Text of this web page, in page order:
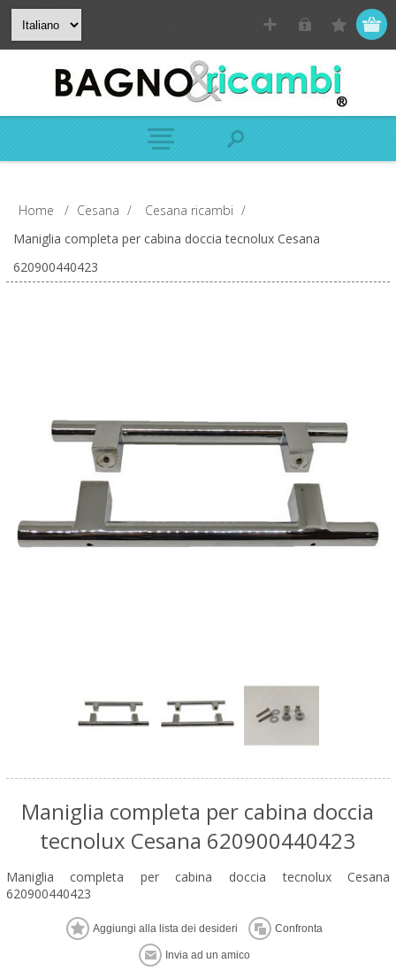
Home / Cesana / Cesana ricambi /
Maniglia completa per cabina doccia tecnolux Cesana
620900440423
Maniglia completa per cabina doccia
tecnolux Cesana 620900440423
Maniglia completa per cabina doccia tecnolux Cesana
620900440423